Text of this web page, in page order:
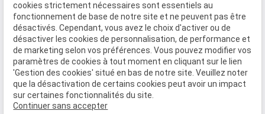
la Madone
69820 Fleurie
Accueil
Nos actualités
Contact
cookies strictement nécessaires sont essentiels au
fonctionnement de base de notre site et ne peuvent pas être
désactivés. Cependant, vous avez le choix d'activer ou de
désactiver les cookies de personnalisation, de performance et
de marketing selon vos préférences. Vous pouvez modifier vos
paramètres de cookies à tout moment en cliquant sur le lien
'Gestion des cookies' situé en bas de notre site. Veuillez noter
que la désactivation de certains cookies peut avoir un impact
sur certaines fonctionnalités du site.
Continuer sans accepter